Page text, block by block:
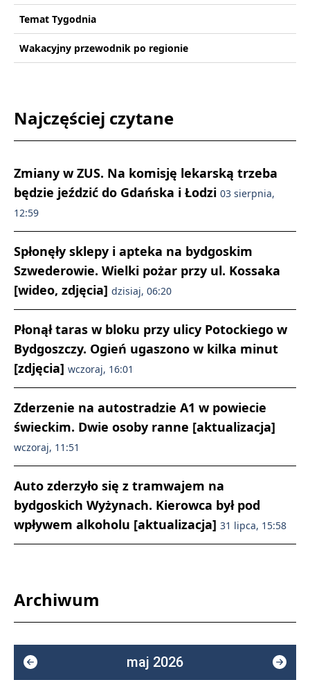
Temat Tygodnia
Wakacyjny przewodnik po regionie
Najczęściej czytane
Zmiany w ZUS. Na komisję lekarską trzeba
będzie jeździć do Gdańska i Łodzi 03 sierpnia,
12:59
Spłonęły sklepy i apteka na bydgoskim
Szwederowie. Wielki pożar przy ul. Kossaka
[wideo, zdjęcia] dzisiaj, 06:20
Płonął taras w bloku przy ulicy Potockiego w
Bydgoszczy. Ogień ugaszono w kilka minut
[zdjęcia] wczoraj, 16:01
Zderzenie na autostradzie A1 w powiecie
świeckim. Dwie osoby ranne [aktualizacja]
wczoraj, 11:51
Auto zderzyło się z tramwajem na
bydgoskich Wyżynach. Kierowca był pod
wpływem alkoholu [aktualizacja] 31 lipca, 15:58
Archiwum
maj 2026